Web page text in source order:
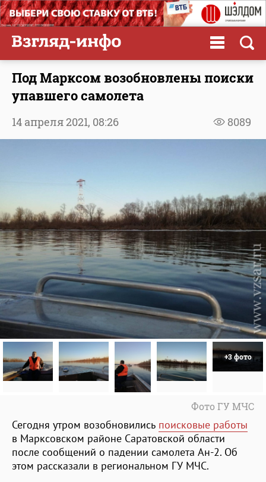
Под Марксом возобновлены поиски
упавшего самолета
8089
14 апреля 2021, 08:26
+3 фото
Фото ГУ МЧС
Сегодня утром возобновились поисковые работы
в Марксовском районе Саратовской области
после сообщений о падении самолета Ан-2. Об
этом рассказали в региональном ГУ МЧС.